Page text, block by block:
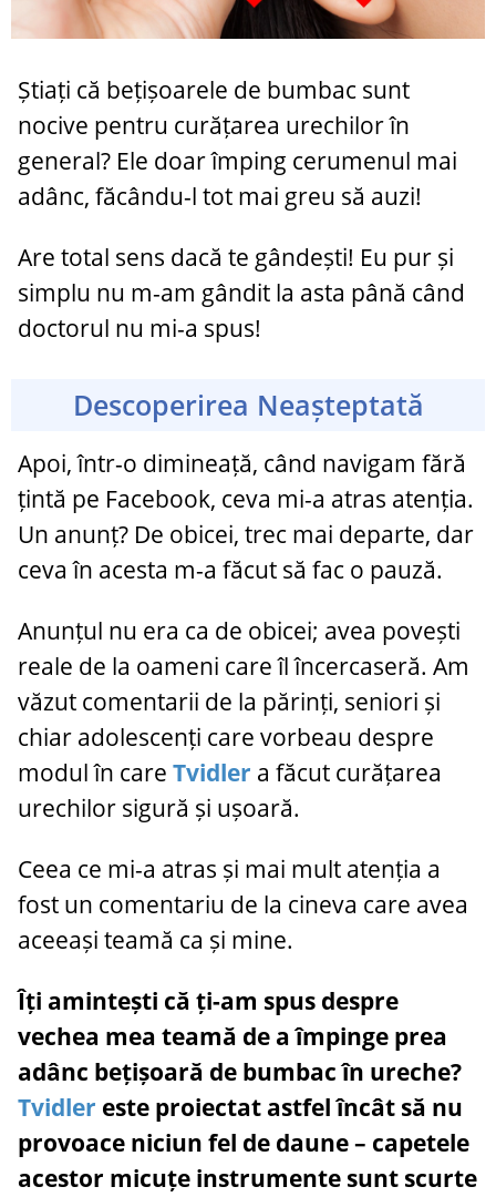
Știați că bețișoarele de bumbac sunt
nocive pentru curățarea urechilor în
general? Ele doar împing cerumenul mai
adânc, făcându-l tot mai greu să auzi!
Are total sens dacă te gândești! Eu pur și
simplu nu m-am gândit la asta până când
doctorul nu mi-a spus!
Descoperirea Neașteptată
Apoi, într-o dimineață, când navigam fără
țintă pe Facebook, ceva mi-a atras atenția.
Un anunț? De obicei, trec mai departe, dar
ceva în acesta m-a făcut să fac o pauză.
Anunțul nu era ca de obicei; avea povești
reale de la oameni care îl încercaseră. Am
văzut comentarii de la părinți, seniori și
chiar adolescenți care vorbeau despre
modul în care Tvidler a făcut curățarea
urechilor sigură și ușoară.
Ceea ce mi-a atras și mai mult atenția a
fost un comentariu de la cineva care avea
aceeași teamă ca și mine.
Îți amintești că ți-am spus despre
vechea mea teamă de a împinge prea
adânc bețișoară de bumbac în ureche?
Tvidler este proiectat astfel încât să nu
provoace niciun fel de daune – capetele
acestor micuțe instrumente sunt scurte